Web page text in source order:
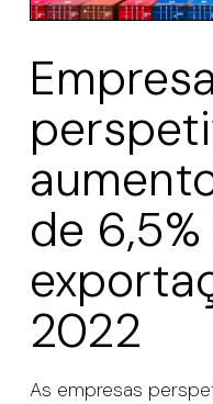
de
2022
As empresas